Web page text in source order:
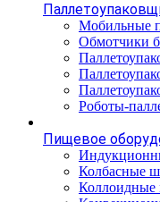
Мобильные
Обмотчики
Роботы-
Пищевое
Колбасные
Коллоидные